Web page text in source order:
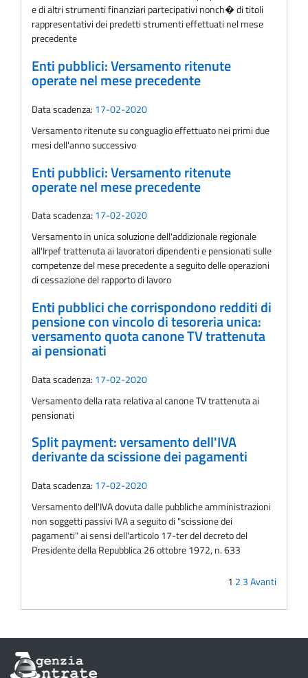
e di altri strumenti finanziari partecipativi nonch� di titoli
rappresentativi dei predetti strumenti effettuati nel mese
precedente
Enti pubblici: Versamento ritenute
operate nel mese precedente
Data scadenza: 17-02-2020
Versamento ritenute su conguaglio effettuato nei primi due
mesi dell'anno successivo
Enti pubblici: Versamento ritenute
operate nel mese precedente
Data scadenza: 17-02-2020
Versamento in unica soluzione dell'addizionale regionale
all'Irpef trattenuta ai lavoratori dipendenti e pensionati sulle
competenze del mese precedente a seguito delle operazioni
di cessazione del rapporto di lavoro
Enti pubblici che corrispondono redditi di
pensione con vincolo di tesoreria unica:
versamento quota canone TV trattenuta
ai pensionati
Data scadenza: 17-02-2020
Versamento della rata relativa al canone TV trattenuta ai
pensionati
Split payment: versamento dell'IVA
derivante da scissione dei pagamenti
Data scadenza: 17-02-2020
Versamento dell'IVA dovuta dalle pubbliche amministrazioni
non soggetti passivi IVA a seguito di "scissione dei
pagamenti" ai sensi dell'articolo 17-ter del decreto del
Presidente della Repubblica 26 ottobre 1972, n. 633
1 2 3Avanti
Informazioni